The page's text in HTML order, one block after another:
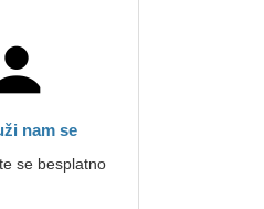
nam se
se besplatno